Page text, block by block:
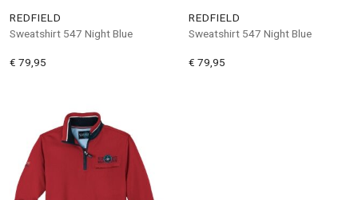
REDFIELD
Sweatshirt 547 Night Blue
€ 79,95
REDFIELD
Sweatshirt 547 Night Blue
€ 79,95